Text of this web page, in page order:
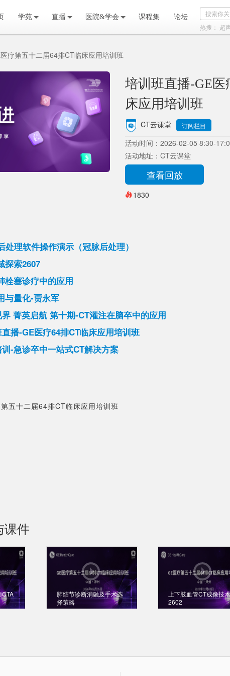
热搜： 超
学苑 直播 医院&学会 课程集 论坛
疗第五十二届64排CT临床应用培训班
培训班直播-GE医
床应用培训班
CT云课堂 订阅栏目
活动时间：2026-02-05 8:30-
活动地址：CT云课堂
查看回放
1830
理软件操作演示（冠脉后处理）
探索2607
栓塞诊疗中的应用
与量化-贾永军
菁英启航 第十期-CT灌注在脑卒中的应用
播-GE医疗64排CT临床应用培训班
-急诊卒中一站式CT解决方案
五十二届64排CT临床应用培训班
课件
CTA
肺结节诊断消融及手术选
择策略
上下肢血管CT成像技术
2602